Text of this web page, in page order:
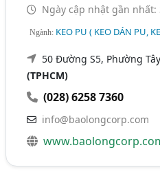
Ngày cập nhật gần nhất:
Ngành: KEO PU ( KEO DÁN PU,
50 Đường S5, Phường
(TPHCM)
(028) 6258 7360
info@baolongcorp.com